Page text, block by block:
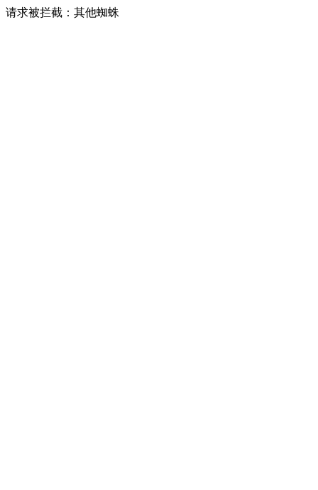
请求被拦截：其他蜘蛛